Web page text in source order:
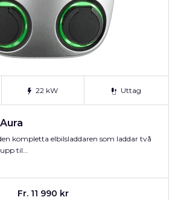
22 kW Uttag
kompletta elbilsladdaren som laddar två
til…
Fr. 11 990 kr